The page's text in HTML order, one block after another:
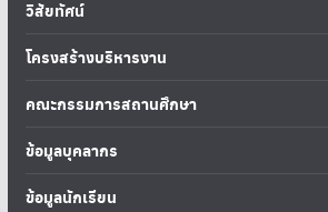
วิสัยทัศน์
โครงสร้างบริหารงาน
คณะกรรมการสถานศึกษา
ข้อมูลบุคลากร
ข้อมูลนักเรียน